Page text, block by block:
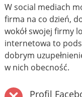
W social mediach
firma na co dzień,
wokół swojej firmy
internetowa to
dobrym
w nich obecność.
Profil